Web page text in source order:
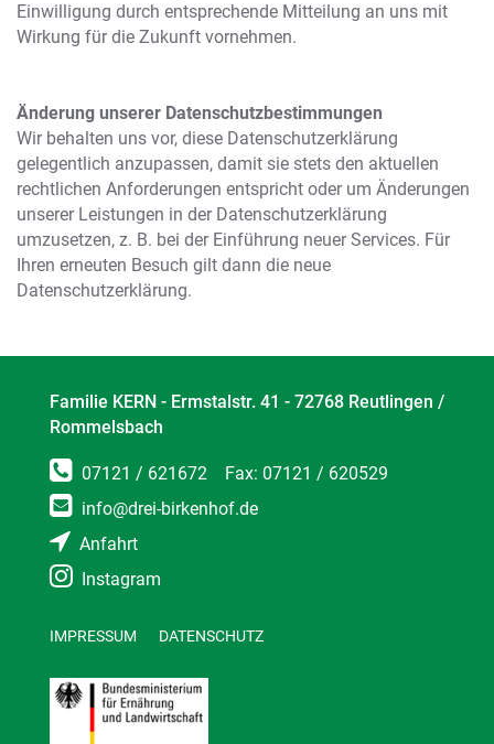
Einwilligung durch entsprechende Mitteilung an uns mit
Wirkung für die Zukunft vornehmen.
Änderung unserer Datenschutzbestimmungen
Wir behalten uns vor, diese Datenschutzerklärung
gelegentlich anzupassen, damit sie stets den aktuellen
rechtlichen Anforderungen entspricht oder um Änderungen
unserer Leistungen in der Datenschutzerklärung
umzusetzen, z. B. bei der Einführung neuer Services. Für
Ihren erneuten Besuch gilt dann die neue
Datenschutzerklärung.
Familie KERN - Ermstalstr. 41 - 72768 Reutlingen /
Rommelsbach
07121 / 621672 Fax: 07121 / 620529
info@drei-birkenhof.de
Anfahrt
Instagram
IMPRESSUM DATENSCHUTZ